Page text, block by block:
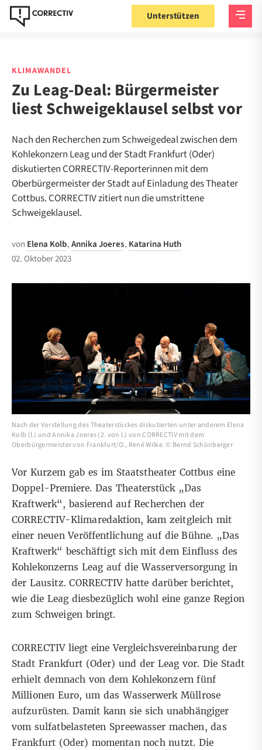
Unterstützen
KLIMAWANDEL
Zu Leag-Deal: Bürgermeister
liest Schweigeklausel selbst vor
Nach den Recherchen zum Schweigedeal zwischen dem
Kohlekonzern Leag und der Stadt Frankfurt (Oder)
diskutierten CORRECTIV-Reporterinnen mit dem
Oberbürgermeister der Stadt auf Einladung des Theater
Cottbus. CORRECTIV zitiert nun die umstrittene
Schweigeklausel.
von Elena Kolb,Annika Joeres, Katarina Huth
02. Oktober 2023
Nach der Vorstellung des Theaterstückes diskutierten unter anderem Elena
Kolb (l.) und Annika Joeres (2. von l.) von CORRECTIV mit dem
Oberbürgermeister von Frankfurt/O., René Wilke. © Bernd Schönberger
Vor Kurzem gab es im Staatstheater Cottbus eine
Doppel-Premiere. Das Theaterstück „Das
Kraftwerk“, basierend auf Recherchen der
CORRECTIV-Klimaredaktion, kam zeitgleich mit
einer neuenVeröffentlichungauf die Bühne. „Das
Kraftwerk“ beschäftigt sich mit dem Einfluss des
Kohlekonzerns Leag auf die Wasserversorgung in
der Lausitz. CORRECTIV hatte darüber berichtet,
wie die Leag diesbezüglich wohl eine ganze Region
zum Schweigen bringt.
CORRECTIV liegt eine Vergleichsvereinbarung der
Stadt Frankfurt (Oder) und der Leag vor. Die Stadt
erhielt demnach von dem Kohlekonzern fünf
Millionen Euro, um das Wasserwerk Müllrose
aufzurüsten. Damit kann sie sich unabhängiger
vom sulfatbelasteten Spreewasser machen, das
Frankfurt (Oder) momentan noch nutzt. Die